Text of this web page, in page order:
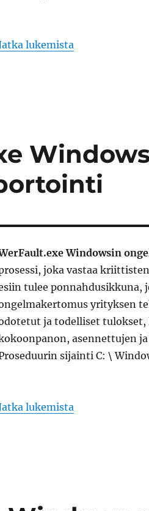
lukemista”setupprep.exe
Windowsin
joka vastaa
tulee ponnahdusikkuna,
yrityksen
ja todelliset
asennettujen
sijainti C: \
lukemista”WerFault.exe